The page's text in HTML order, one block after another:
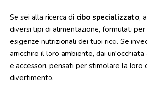
Contatti
Punti
vendita
Blog
e
news
Se sei alla ricerca di cibo specializzato,
diversi tipi di alimentazione, formulati
esigenze nutrizionali dei tuoi ricci. Se
arricchire il loro ambiente, dai un'occhiata
e accessori, pensati per stimolare la loro
divertimento.